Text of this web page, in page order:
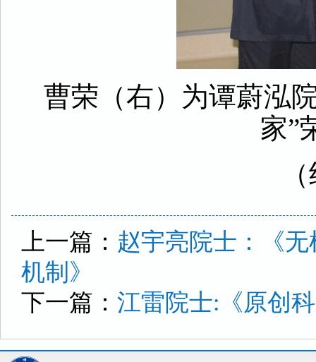
曹荣（右）为谭蔚泓
家”
上一篇： 赵宇亮院士：《
机制》
下一篇： 江雷院士:《原创